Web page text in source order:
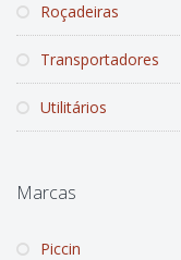
Roçadeiras
Transportadores
Utilitários
Marcas
Piccin